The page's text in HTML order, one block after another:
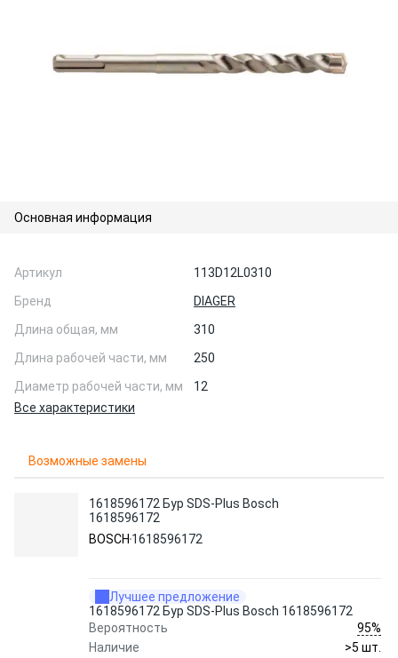
Основная информация
Артикул
113D12L0310
Бренд
DIAGER
Длина общая, мм
310
Длина рабочей части, мм
250
Диаметр рабочей части, мм
12
Все характеристики
Возможные замены
1618596172 Бур SDS-Plus Bosch
1618596172
BOSCH 1618596172
Лучшее предложение
1618596172 Бур SDS-Plus Bosch 1618596172
Вероятность
95%
Наличие
>5 шт.